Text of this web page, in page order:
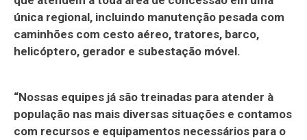
única regional, incluindo manutenção pesada com
caminhões com cesto aéreo, tratores, barco,
helicóptero, gerador e subestação móvel.
“Nossas equipes já são treinadas para atender à
população nas mais diversas situações e contamos
com recursos e equipamentos necessários para o